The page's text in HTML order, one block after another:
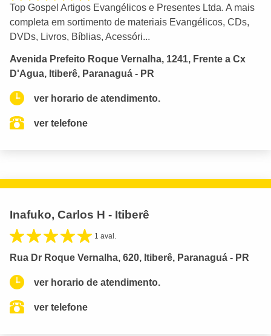
Top Gospel Artigos Evangélicos e Presentes Ltda. A mais
completa em sortimento de materiais Evangélicos, CDs,
DVDs, Livros, Bíblias, Acessóri...
Avenida Prefeito Roque Vernalha, 1241, Frente a Cx
D'Agua, Itiberê, Paranaguá - PR
ver horario de atendimento.
ver telefone
Inafuko, Carlos H - Itiberê
1 aval.
Rua Dr Roque Vernalha, 620, Itiberê, Paranaguá - PR
ver horario de atendimento.
ver telefone